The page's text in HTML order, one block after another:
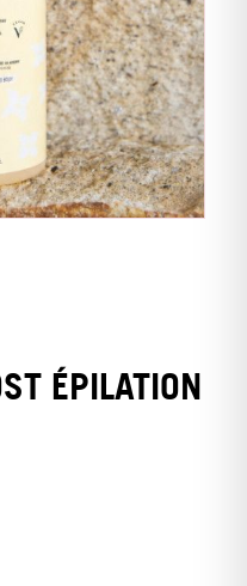
ÉPILATION